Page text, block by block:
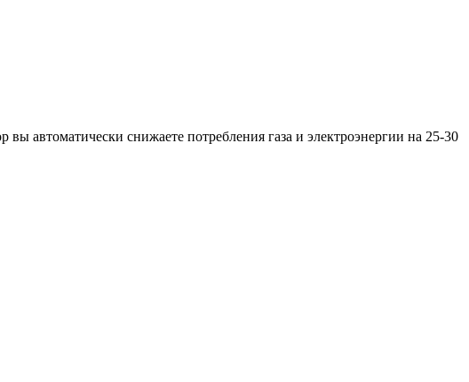
автоматически снижаете потребления газа и электроэнергии на 25-30